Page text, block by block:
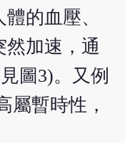
的血壓、
加速，通
圖3)。又例
屬暫時性，